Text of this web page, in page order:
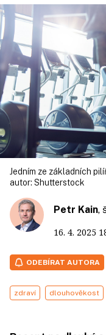
Jedním ze základních
autor: Shutterstock
Petr Kain,
16. 4. 2025
ODEBÍRAT AUTORA
zdraví dlouhověkost